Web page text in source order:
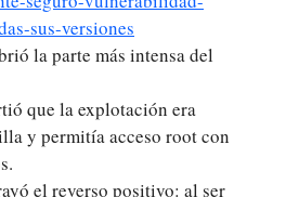
sus-versiones
la parte más intensa del
que la explotación era
y permitía acceso root con
el reverso positivo: al ser